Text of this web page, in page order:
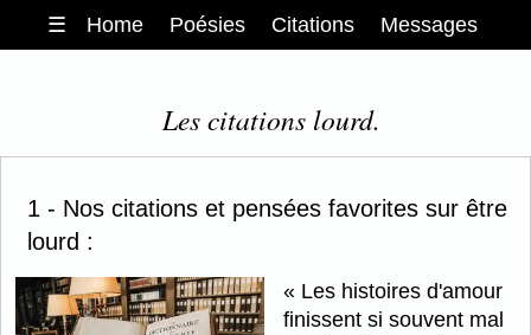
☰ Home Poésies Citations Messages
Les citations lourd.
1 - Nos citations et pensées favorites sur être
lourd :
Les histoires d'amour
finissent si souvent mal